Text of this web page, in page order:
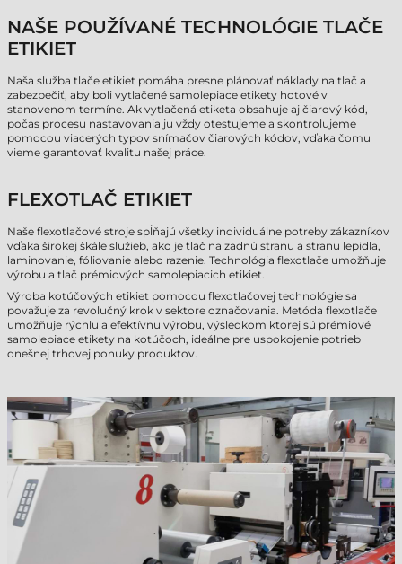
NAŠE POUŽÍVANÉ TECHNOLÓGIE TLAČE
ETIKIET
Naša služba tlače etikiet pomáha presne plánovať náklady na tlač a
zabezpečiť, aby boli vytlačené samolepiace etikety hotové v
stanovenom termíne. Ak vytlačená etiketa obsahuje aj čiarový kód,
počas procesu nastavovania ju vždy otestujeme a skontrolujeme
pomocou viacerých typov snímačov čiarových kódov, vďaka čomu
vieme garantovať kvalitu našej práce.
FLEXOTLAČ ETIKIET
Naše flexotlačové stroje spĺňajú všetky individuálne potreby zákazníkov
vďaka širokej škále služieb, ako je tlač na zadnú stranu a stranu lepidla,
laminovanie, fóliovanie alebo razenie. Technológia flexotlače umožňuje
výrobu a tlač prémiových samolepiacich etikiet.
Výroba kotúčových etikiet pomocou flexotlačovej technológie sa
považuje za revolučný krok v sektore označovania. Metóda flexotlače
umožňuje rýchlu a efektívnu výrobu, výsledkom ktorej sú prémiové
samolepiace etikety na kotúčoch, ideálne pre uspokojenie potrieb
dnešnej trhovej ponuky produktov.